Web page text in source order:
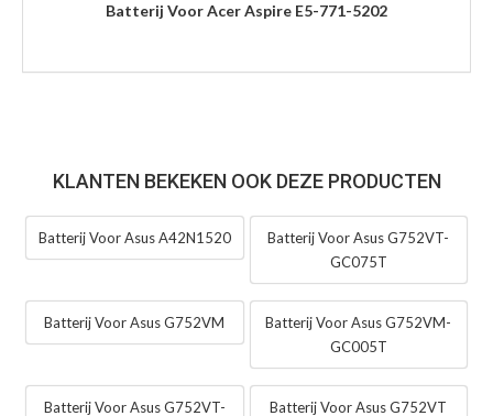
Batterij Voor Acer Aspire E5-771-5202
KLANTEN BEKEKEN OOK DEZE PRODUCTEN
Batterij Voor Asus A42N1520
Batterij Voor Asus G752VT-
GC075T
Batterij Voor Asus G752VM
Batterij Voor Asus G752VM-
GC005T
Batterij Voor Asus G752VT-
Batterij Voor Asus G752VT